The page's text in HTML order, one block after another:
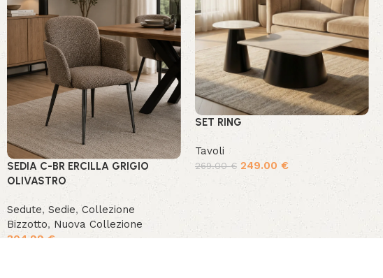
SEDIA C-BR ERCILLA GRIGIO
OLIVASTRO
Sedute, Sedie, Collezione
Bizzotto, Nuova Collezione
304.99 €
SET RING
Tavoli
269.00€ 249.00 €